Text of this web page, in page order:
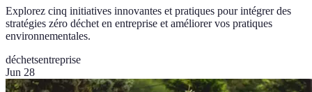
Explorez cinq initiatives innovantes et pratiques pour intégrer des
stratégies zéro déchet en entreprise et améliorer vos pratiques
environnementales.
déchetsentreprise
Jun 28